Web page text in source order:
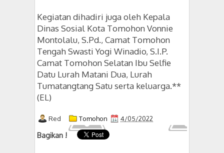
Kegiatan dihadiri juga oleh Kepala
Dinas Sosial Kota Tomohon Vonnie
Montolalu, S.Pd., Camat Tomohon
Tengah Swasti Yogi Winadio, S.I.P.
Camat Tomohon Selatan Ibu Selfie
Datu Lurah Matani Dua, Lurah
Tumatangtang Satu serta keluarga.**
(EL)
Red Tomohon 4/05/2022
Bagikan !